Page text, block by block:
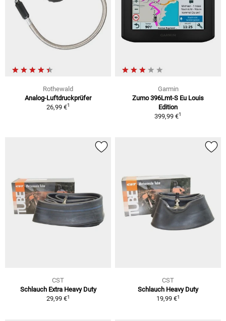
Rothewald
Analog-Luftdruckprüfer
26,99 €1
Garmin
Zumo 396Lmt-S Eu Louis
Edition
399,99 €1
CST
Schlauch Extra Heavy Duty
29,99 €1
CST
Schlauch Heavy Duty
19,99 €1